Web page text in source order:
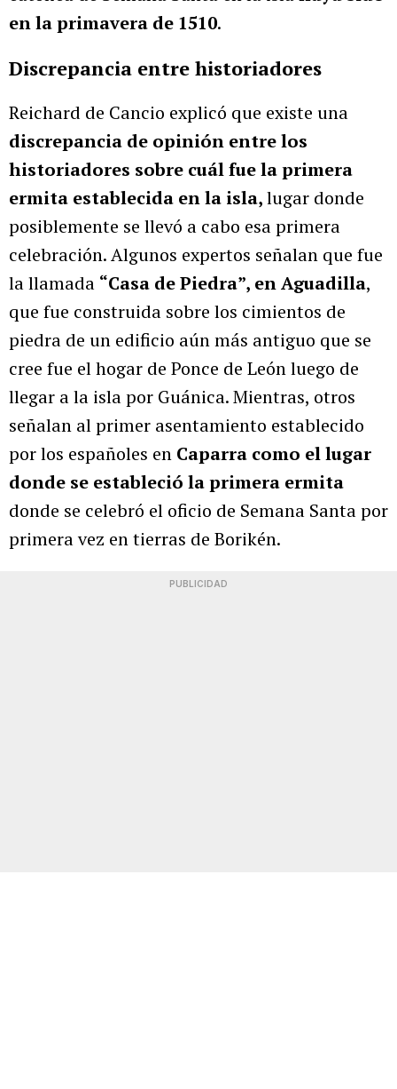
en la primavera de 1510.
Discrepancia entre historiadores
Reichard de Cancio explicó que existe una
discrepancia de opinión entre los
historiadores sobre cuál fue la primera
ermita establecida en la isla,lugar donde
posiblemente se llevó a cabo esa primera
celebración. Algunos expertos señalan que fue
la llamada “Casa de Piedra”, en Aguadilla,
que fue construida sobre los cimientos de
piedra de un edificio aún más antiguo que se
cree fue el hogar de Ponce de León luego de
llegar a la isla por Guánica. Mientras, otros
señalan al primer asentamiento establecido
por los españoles en Caparra como el lugar
donde se estableció la primera ermita
donde se celebró el oficio de Semana Santa por
primera vez en tierras de Borikén.
PUBLICIDAD